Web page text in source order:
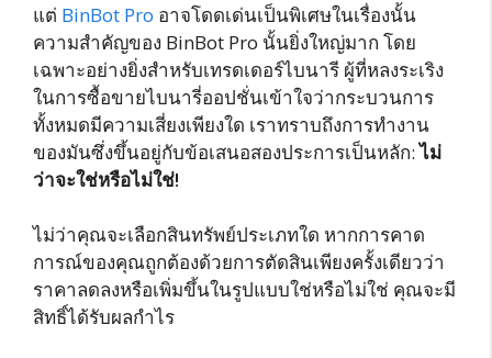
แต่ BinBot Pro อาจโดดเด่นเป็นพิเศษในเรื่องนั้น
ความสำคัญของ BinBot Pro นั้นยิ่งใหญ่มาก โดย
เฉพาะอย่างยิ่งสำหรับเทรดเดอร์ไบนารี ผู้ที่หลงระเริง
ในการซื้อขายไบนารี่ออปชั่นเข้าใจว่ากระบวนการ
ทั้งหมดมีความเสี่ยงเพียงใด เราทราบถึงการทำงาน
ของมันซึ่งขึ้นอยู่กับข้อเสนอสองประการเป็นหลัก:ไม่
ว่าจะใช่หรือไม่ใช่!
ไม่ว่าคุณจะเลือกสินทรัพย์ประเภทใด หากการคาด
การณ์ของคุณถูกต้องด้วยการตัดสินเพียงครั้งเดียวว่า
ราคาลดลงหรือเพิ่มขึ้นในรูปแบบใช่หรือไม่ใช่ คุณจะมี
สิทธิ์ได้รับผลกำไร